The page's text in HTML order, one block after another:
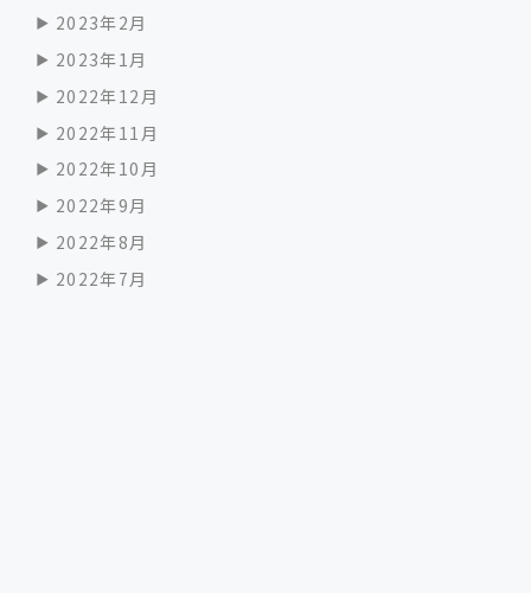
2023年2月
2023年1月
2022年12月
2022年11月
2022年10月
2022年9月
2022年8月
2022年7月